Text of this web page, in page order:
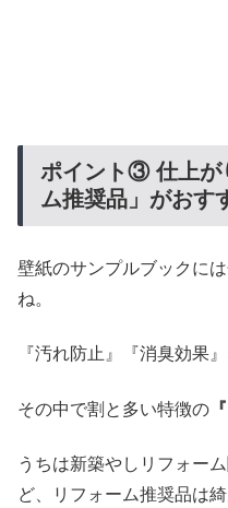
ポイント③ 仕上が
ム推奨品」がおす
壁紙のサンプルブックに
ね。
『汚れ防止』『消臭効果』
その中で割と多い特徴の
うちは新築やしリフォー
ど、リフォーム推奨品は